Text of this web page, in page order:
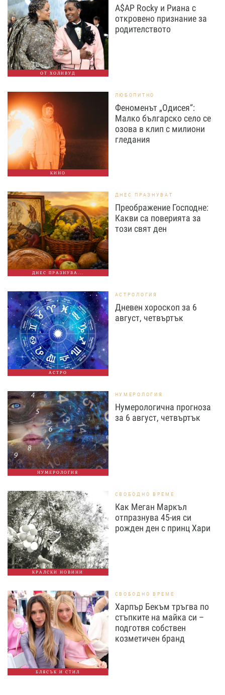
ОТ ХОЛИВУД
A$AP Rocky и Риана с
откровено признание за
родителството
КИНО
ЛЮБОПИТНО
Феноменът „Одисея“:
Малко българско село се
озова в клип с милиони
гледания
ДНЕС ПРАЗНУВА...
ДНЕС ПРАЗНУВАТ
Преображение Господне:
Какви са поверията за
този свят ден
АСТРО
АСТРОЛОГИЯ
Дневен хороскоп за 6
август, четвъртък
НУМЕРОЛОГИЯ
НУМЕРОЛОГИЯ
Нумерологична прогноза
за 6 август, четвъртък
КРАЛСКИ НОВИНИ
СВОБОДНО ВРЕМЕ
Как Меган Маркъл
отпразнува 45-ия си
рожден ден с принц Хари
БЛЯСЪК И СТИЛ
СВОБОДНО ВРЕМЕ
Харпър Бекъм тръгва по
стъпките на майка си –
подготвя собствен
козметичен бранд